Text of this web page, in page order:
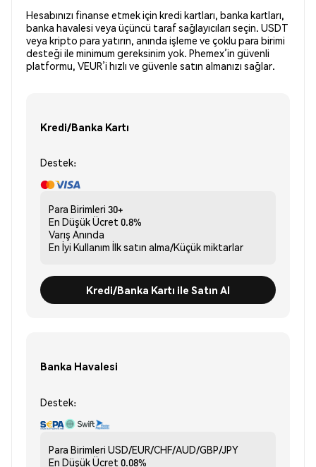
Hesabınızı finanse etmek için kredi kartları, banka kartları,
banka havalesi veya üçüncü taraf sağlayıcıları seçin. USDT
veya kripto para yatırın, anında işleme ve çoklu para birimi
desteği ile minimum gereksinim yok. Phemex’in güvenli
platformu, VEUR’i hızlı ve güvenle satın almanızı sağlar.
Kredi/Banka Kartı
Destek:
Para Birimleri 30+
En Düşük Ücret 0.8%
Varış Anında
En İyi Kullanım İlk satın alma/Küçük miktarlar
Kredi/Banka Kartı ile Satın Al
Banka Havalesi
Destek:
Para Birimleri USD/EUR/CHF/AUD/GBP/JPY
En Düşük Ücret 0.08%